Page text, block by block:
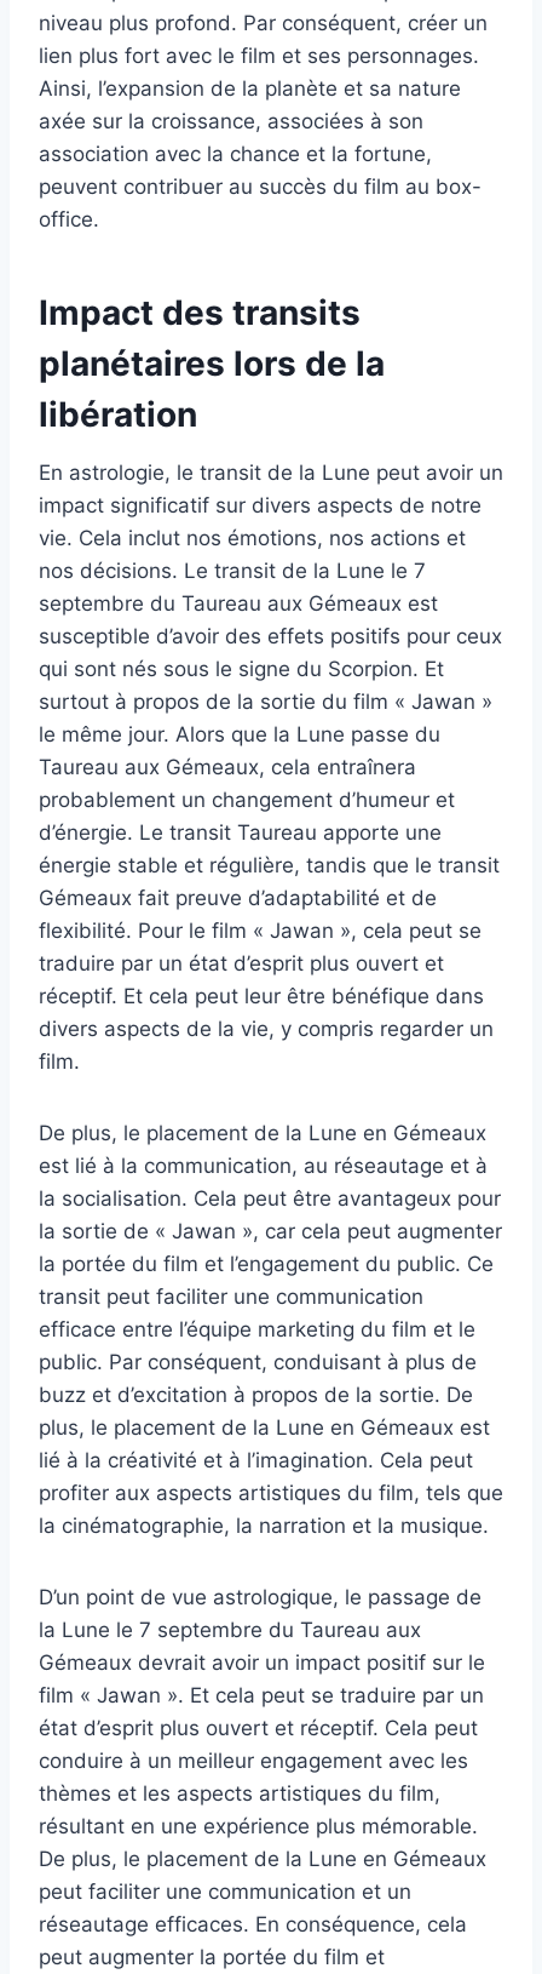
niveau plus profond. Par conséquent, créer un
lien plus fort avec le film et ses personnages.
Ainsi, l’expansion de la planète et sa nature
axée sur la croissance, associées à son
association avec la chance et la fortune,
peuvent contribuer au succès du film au box-
office.
Impact des transits
planétaires lors de la
libération
En astrologie, le transit de la Lune peut avoir un
impact significatif sur divers aspects de notre
vie. Cela inclut nos émotions, nos actions et
nos décisions. Le transit de la Lune le 7
septembre du Taureau aux Gémeaux est
susceptible d’avoir des effets positifs pour ceux
qui sont nés sous le signe du Scorpion. Et
surtout à propos de la sortie du film « Jawan »
le même jour. Alors que la Lune passe du
Taureau aux Gémeaux, cela entraînera
probablement un changement d’humeur et
d’énergie. Le transit Taureau apporte une
énergie stable et régulière, tandis que le transit
Gémeaux fait preuve d’adaptabilité et de
flexibilité. Pour le film « Jawan », cela peut se
traduire par un état d’esprit plus ouvert et
réceptif. Et cela peut leur être bénéfique dans
divers aspects de la vie, y compris regarder un
film.
De plus, le placement de la Lune en Gémeaux
est lié à la communication, au réseautage et à
la socialisation. Cela peut être avantageux pour
la sortie de « Jawan », car cela peut augmenter
la portée du film et l’engagement du public. Ce
transit peut faciliter une communication
efficace entre l’équipe marketing du film et le
public. Par conséquent, conduisant à plus de
buzz et d’excitation à propos de la sortie. De
plus, le placement de la Lune en Gémeaux est
lié à la créativité et à l’imagination. Cela peut
profiter aux aspects artistiques du film, tels que
la cinématographie, la narration et la musique.
D’un point de vue astrologique, le passage de
la Lune le 7 septembre du Taureau aux
Gémeaux devrait avoir un impact positif sur le
film « Jawan ». Et cela peut se traduire par un
état d’esprit plus ouvert et réceptif. Cela peut
conduire à un meilleur engagement avec les
thèmes et les aspects artistiques du film,
résultant en une expérience plus mémorable.
De plus, le placement de la Lune en Gémeaux
peut faciliter une communication et un
réseautage efficaces. En conséquence, cela
peut augmenter la portée du film et